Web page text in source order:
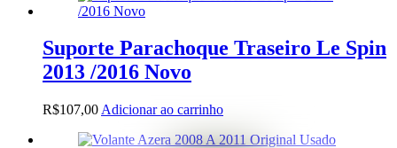
Suporte Parachoque Traseiro Le Spin
2013 /2016 Novo
R$107,00 Adicionar ao carrinho